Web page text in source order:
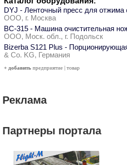
DYJ - Ленточный пресс для отжима
ООО, г. Москва
ВС-315 - Машина очистительная
ООО, Моск. обл., г. Подольск
Bizerba S121 Plus -
& Co. KG, Германия
+ добавить предприятие | товар
Реклама
Партнеры портала